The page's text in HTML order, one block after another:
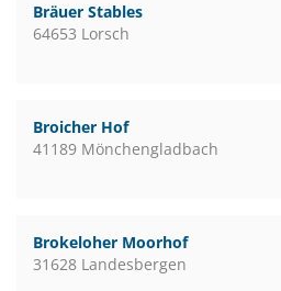
Bräuer Stables
64653 Lorsch
Broicher Hof
41189 Mönchengladbach
Brokeloher Moorhof
31628 Landesbergen